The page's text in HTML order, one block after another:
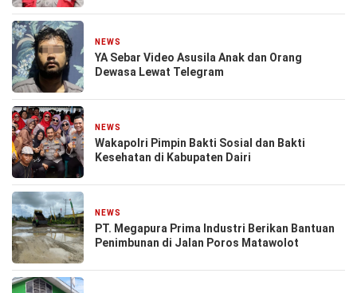
NEWS
YA Sebar Video Asusila Anak dan Orang
Dewasa Lewat Telegram
NEWS
Wakapolri Pimpin Bakti Sosial dan Bakti
Kesehatan di Kabupaten Dairi
NEWS
PT. Megapura Prima Industri Berikan Bantuan
Penimbunan di Jalan Poros Matawolot